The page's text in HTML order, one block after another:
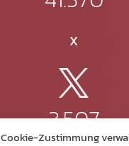
Cookie-Zustimmung
X
3.507